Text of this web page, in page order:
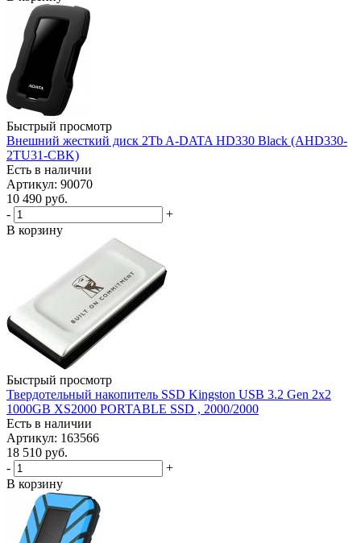
Быстрый просмотр
Внешний жесткий диск 2Tb A-DATA HD330 Black (AHD330-
2TU31-CBK)
Есть в наличии
Артикул: 90070
10 490 руб.
-
+
В корзину
Быстрый просмотр
Твердотельный накопитель SSD Kingston USB 3.2 Gen 2x2
1000GB XS2000 PORTABLE SSD , 2000/2000
Есть в наличии
Артикул: 163566
18 510 руб.
-
+
В корзину